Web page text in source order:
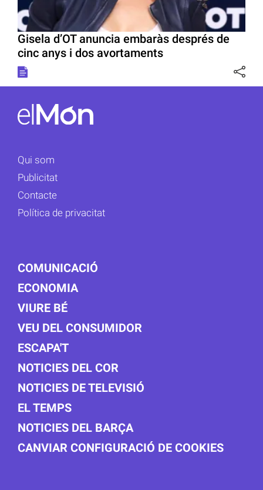
Gisela d’OT anuncia embaràs després de
cinc anys i dos avortaments
Qui som
Publicitat
Contacte
Política de privacitat
COMUNICACIÓ
ECONOMIA
VIURE BÉ
VEU DEL CONSUMIDOR
ESCAPA'T
NOTICIES DEL COR
NOTICIES DE TELEVISIÓ
EL TEMPS
NOTICIES DEL BARÇA
CANVIAR CONFIGURACIÓ DE COOKIES